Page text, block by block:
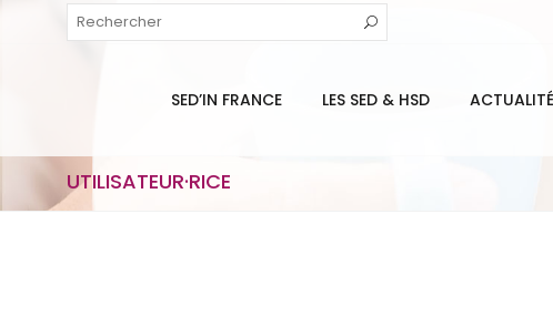
SED’IN FRANCE LES SED & HSD
UTILISATEUR·RICE